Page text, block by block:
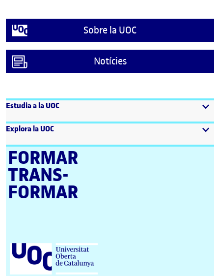
Sobre la UOC
Notícies
Estudia a la UOC
Explora la UOC
FORMAR
TRANS­
FORMAR
Universitat Oberta de Catalunya (UOC)